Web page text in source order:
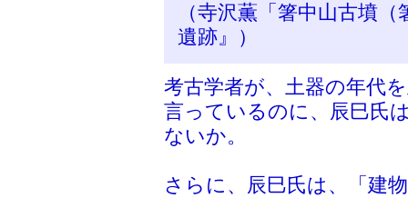
（寺沢薫「箸中山古墳
遺跡』）
考古学者が、土器の年代
言っているのに、辰巳氏
ないか。
さらに、辰巳氏は、「建